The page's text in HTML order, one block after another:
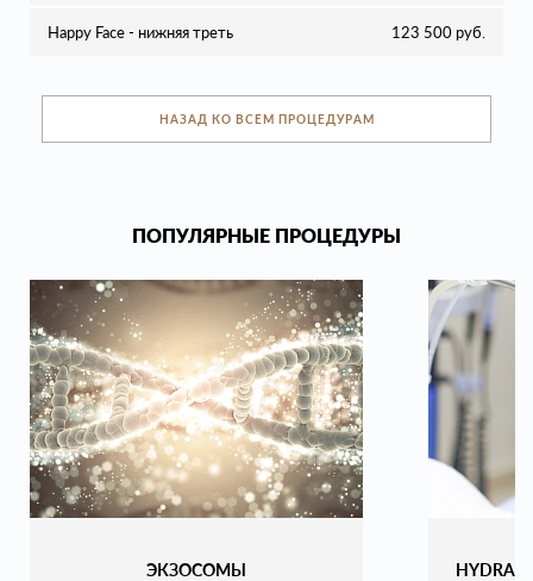
Happy Face - нижняя треть 123 500 руб.
НАЗАД КО ВСЕМ ПРОЦЕДУРАМ
ПОПУЛЯРНЫЕ ПРОЦЕДУРЫ
ЭКЗОСОМЫ